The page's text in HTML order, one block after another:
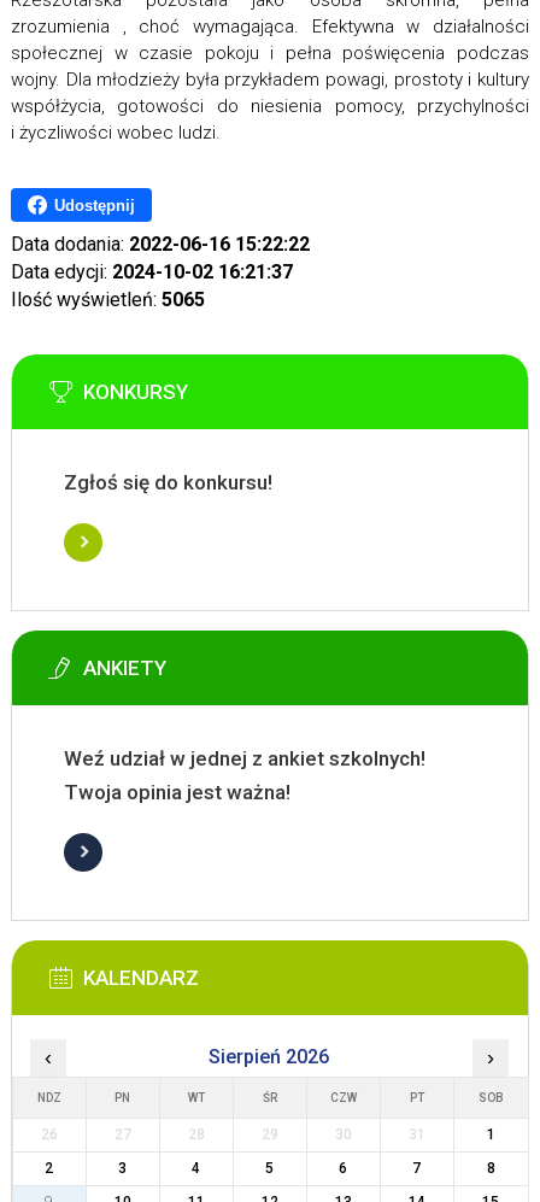
zrozumienia , choć wymagająca. Efektywna w działalności
społecznej w czasie pokoju i pełna poświęcenia podczas
wojny. Dla młodzieży była przykładem powagi, prostoty i kultury
współżycia, gotowości do niesienia pomocy, przychylności
i życzliwości wobec ludzi.
Udostępnij
Data dodania: 2022-06-16 15:22:22
Data edycji: 2024-10-02 16:21:37
Ilość wyświetleń: 5065
KONKURSY
Zgłoś się do konkursu!
ANKIETY
Weź udział w jednej z ankiet szkolnych!
Twoja opinia jest ważna!
KALENDARZ
‹ Sierpień 2026 ›
NDZ PN WT ŚR CZW PT SOB
26 27 28 29 30 31
1
2
3 4 5 6 7
8